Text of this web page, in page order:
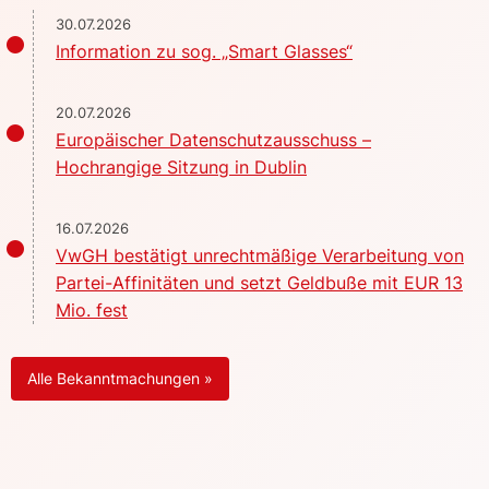
30.07.2026
Information zu sog. „Smart Glasses“
20.07.2026
Europäischer Datenschutzausschuss –
Hochrangige Sitzung in Dublin
16.07.2026
VwGH bestätigt unrechtmäßige Verarbeitung von
Partei-Affinitäten und setzt Geldbuße mit EUR 13
Mio. fest
Alle Bekanntmachungen »